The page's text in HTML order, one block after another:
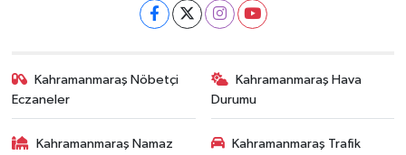
Kahramanmaraş Nöbetçi
Eczaneler
Kahramanmaraş Hava
Durumu
Kahramanmaraş Namaz
Kahramanmaraş Trafik